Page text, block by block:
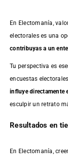
En Electomanía,
electorales es una
contribuyas a un
Tu perspectiva es
encuestas
influye directamente
esculpir un retrato
Resultados en
En Electomanía,